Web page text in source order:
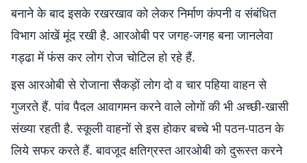
बनाने के बाद इसके रखरखाव को लेकर निर्माण कंपनी व संबंधित
विभाग आंखें मूंद रखी है. आरओबी पर जगह-जगह बना जानलेवा
गड्ढा में फंस कर लोग रोज चोटिल हो रहे हैं.
इस आरओबी से रोजाना सैकड़ों लोग दो व चार पहिया वाहन से
गुजरते हैं. पांव पैदल आवागमन करने वाले लोगों की भी अच्छी-खासी
संख्या रहती है. स्कूली वाहनों से इस होकर बच्चे भी पठन-पाठन के
लिये सफर करते हैं. बावजूद क्षतिग्रस्त आरओबी को दुरूस्त करने